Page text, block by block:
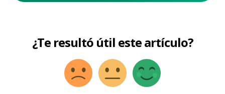
¿Te resultó útil este artículo?